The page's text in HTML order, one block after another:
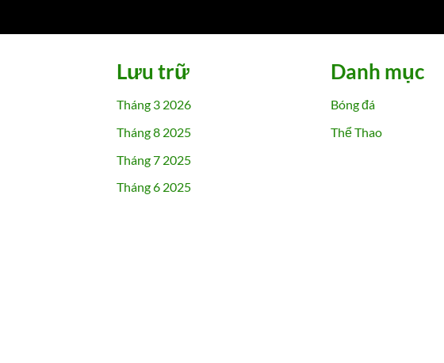
Lưu trữ
Tháng 3 2026
Tháng 8 2025
Tháng 7 2025
Tháng 6 2025
Danh mục
Bóng đá
Thể Thao